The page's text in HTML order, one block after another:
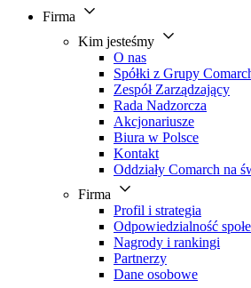
Firma
Kim jesteśmy
O nas
Spółki z Grupy
Zespół Zarządzający
Rada Nadzorcza
Akcjonariusze
Biura w Polsce
Kontakt
Oddziały Comarch na
Firma
Profil i strategia
Odpowiedzialność
Nagrody i rankingi
Partnerzy
Dane osobowe